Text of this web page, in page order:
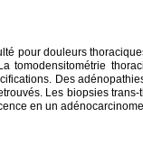
pour douleurs
tomodensitométrie
Des
Les biopsies
en un